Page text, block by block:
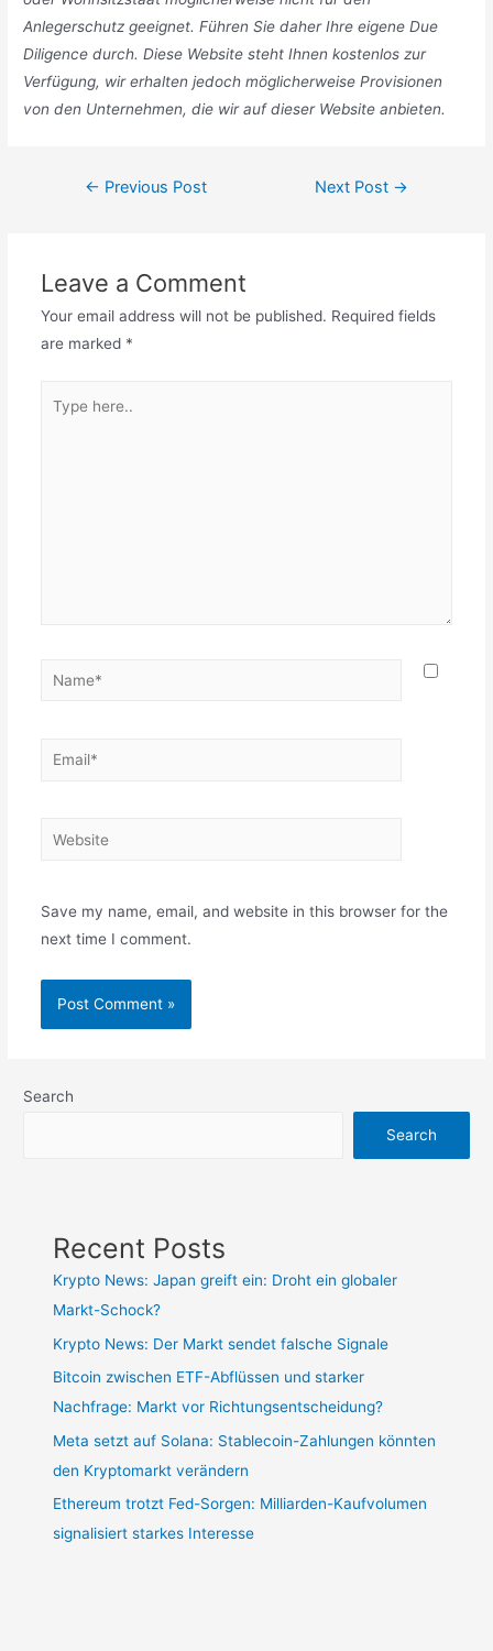
Anlegerschutz geeignet. Führen Sie daher Ihre eigene Due
Diligence durch. Diese Website steht Ihnen kostenlos zur
Verfügung, wir erhalten jedoch möglicherweise Provisionen
von den Unternehmen, die wir auf dieser Website anbieten.
Post← Previous Post Next Post →
Leave a Comment
Your email address will not be published. Required fields
are marked *
here..
Name*
Email*
Website
Save my name, email, and website in this browser for the
next time I comment.
Search
Search
Recent Posts
Krypto News: Japan greift ein: Droht ein globaler
Markt-Schock?
Krypto News: Der Markt sendet falsche Signale
Bitcoin zwischen ETF-Abflüssen und starker
Nachfrage: Markt vor Richtungsentscheidung?
Meta setzt auf Solana: Stablecoin-Zahlungen könnten
den Kryptomarkt verändern
Ethereum trotzt Fed-Sorgen: Milliarden-Kaufvolumen
signalisiert starkes Interesse